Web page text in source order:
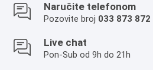
Naručite telefonom
Pozovite broj 033 873 872
Live chat
Pon-Sub od 9h do 21h